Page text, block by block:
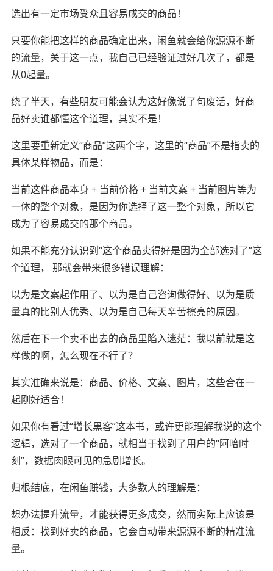
选出有一定市场受众且容易成交的商品！
只要你能把这样的商品确定出来，闲鱼就会给你源源不断
的流量，关于这一点，我自己已经验证过好几次了，都是
从0起量。
绕了半天，有些朋友可能会认为这好像说了句废话，好商
品好卖谁都懂这个道理，其实不是！
这里要重新定义“商品”这两个字，这里的“商品”不是指卖的
具体某样物品，而是：
当前这件商品本身 + 当前价格 + 当前文案 + 当前图片等为
一体的整个对象，是因为你选择了这一整个对象，所以它
成为了容易成交的那个商品。
如果不能充分认识到“这个商品卖得好是因为全部选对了”这
个道理， 那就会带来很多错误理解：
以为是文案起作用了、以为是自己咨询做得好、以为是质
量真的比别人优秀、以为是自己每天辛苦擦亮的原因。
然后在下一个卖不出去的商品里陷入迷茫：我以前就是这
样做的啊，怎么现在不行了？
其实准确来说是：商品、价格、文案、图片，这些合在一
起刚好适合！
如果你有看过“增长黑客”这本书，或许更能理解我说的这个
逻辑，选对了一个商品，就相当于找到了用户的“阿哈时
刻”，数据肉眼可见的急剧增长。
归根结底，在闲鱼赚钱，大多数人的理解是：
想办法提升流量，才能获得更多成交，然而实际上应该是
相反：找到好卖的商品，它会自动带来源源不断的精准流
量。